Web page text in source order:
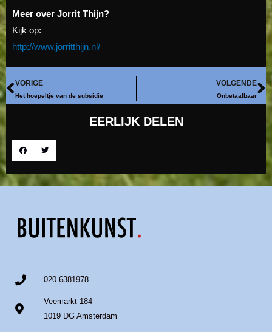
Meer over Jorrit Thijn?
Kijk op:
http://www.jorritthijn.nl/
VORIGE
Het hoepeltje van de subsidie
VOLGENDE
Onbetaalbaar
EERLIJK DELEN
020-6381978
Veemarkt 184
1019 DG Amsterdam